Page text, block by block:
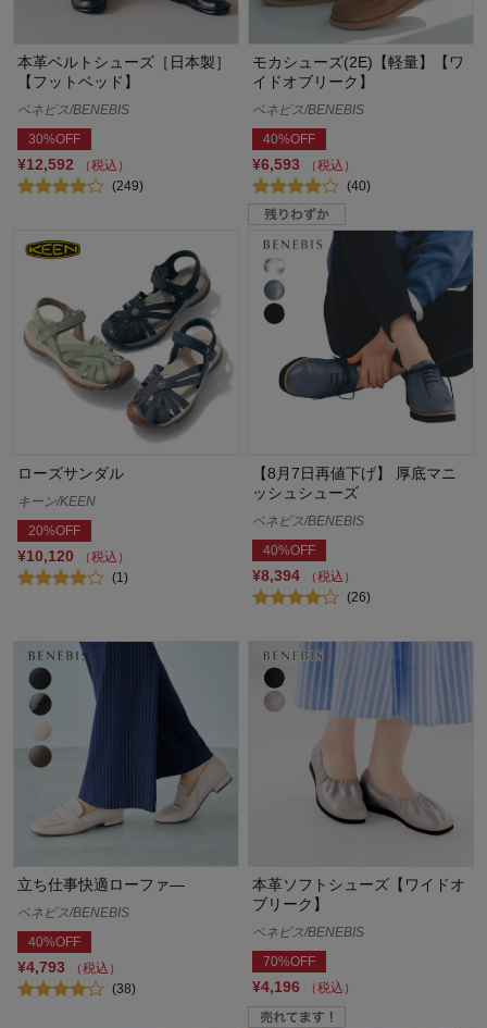
本革ベルトシューズ［日本製］
【フットベッド】
ベネビス/BENEBIS
30%OFF
¥12,592
（税込）
(249)
モカシューズ(2E)【軽量】【ワ
イドオブリーク】
ベネビス/BENEBIS
40%OFF
¥6,593
（税込）
(40)
ローズサンダル
キーン/KEEN
20%OFF
¥10,120
（税込）
(1)
【8月7日再値下げ】 厚底マニ
ッシュシューズ
ベネビス/BENEBIS
40%OFF
¥8,394
（税込）
(26)
立ち仕事快適ローファ―
ベネビス/BENEBIS
40%OFF
¥4,793
（税込）
(38)
本革ソフトシューズ【ワイドオ
ブリーク】
ベネビス/BENEBIS
70%OFF
¥4,196 （税込）